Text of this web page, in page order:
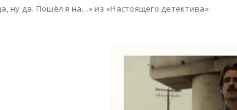
ну да. Пошёл я на…» из «Настоящего детектива»